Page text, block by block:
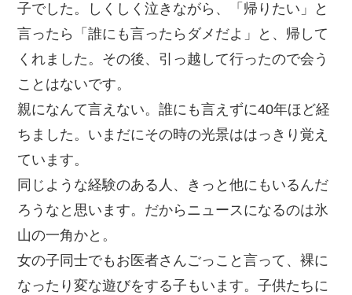
子でした。しくしく泣きながら、「帰りたい」と
言ったら「誰にも言ったらダメだよ」と、帰して
くれました。その後、引っ越して行ったので会う
ことはないです。
親になんて言えない。誰にも言えずに40年ほど経
ちました。いまだにその時の光景ははっきり覚え
ています。
同じような経験のある人、きっと他にもいるんだ
ろうなと思います。だからニュースになるのは氷
山の一角かと。
女の子同士でもお医者さんごっこと言って、裸に
なったり変な遊びをする子もいます。子供たちに